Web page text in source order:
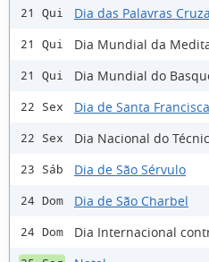
21 Qui Dia das Palavras
21 Qui Dia Mundial da
21 Qui Dia Mundial do
22 Sex Dia de Santa
22 Sex Dia Nacional do
23 Sáb Dia de São Sérvulo
24 Dom Dia de São Charbel
24 Dom Dia Internacional